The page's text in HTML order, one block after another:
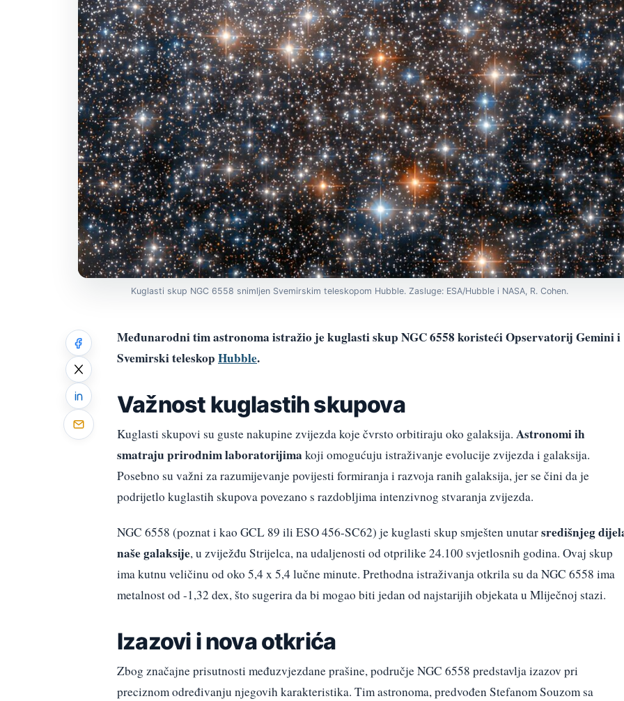
Kuglasti skup NGC 6558 snimljen Svemirskim teleskopom Hubble. Zasluge: ESA/Hubble i NASA, R. Cohen.
Međunarodni tim astronoma istražio je kuglasti skup NGC 6558 koristeći Opservatorij Gemini i
Svemirski teleskop Hubble.
Važnost kuglastih skupova
Kuglasti skupovi su guste nakupine zvijezda koje čvrsto orbitiraju oko galaksija. Astronomi ih
smatraju prirodnim laboratorijima koji omogućuju istraživanje evolucije zvijezda i galaksija.
Posebno su važni za razumijevanje povijesti formiranja i razvoja ranih galaksija, jer se čini da je
podrijetlo kuglastih skupova povezano s razdobljima intenzivnog stvaranja zvijezda.
NGC 6558 (poznat i kao GCL 89 ili ESO 456-SC62) je kuglasti skup smješten unutarsredišnjeg
naše galaksije, u zviježđu Strijelca, na udaljenosti od otprilike 24.100 svjetlosnih godina. Ovaj skup
ima kutnu veličinu od oko 5,4 x 5,4 lučne minute. Prethodna istraživanja otkrila su da NGC 6558 ima
metalnost od -1,32 dex, što sugerira da bi mogao biti jedan od najstarijih objekata u Mliječnoj stazi.
Izazovi i nova otkrića
Zbog značajne prisutnosti međuzvjezdane prašine, područje NGC 6558 predstavlja izazov pri
preciznom određivanju njegovih karakteristika. Tim astronoma, predvođen Stefanom Souzom sa